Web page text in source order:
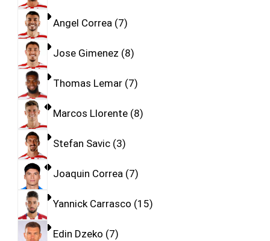
Angel Correa 7
Jose Gimenez 8
Thomas Lemar 7
Marcos Llorente 8
Stefan Savic 3
Joaquin Correa 7
Yannick Carrasco 15
Edin Dzeko 7